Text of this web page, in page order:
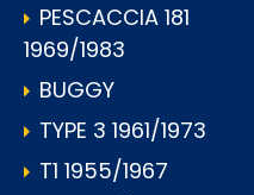
PESCACCIA 181
1969/1983
BUGGY
TYPE 3 1961/1973
T1 1955/1967